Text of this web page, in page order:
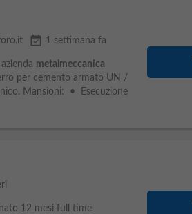
event_available 1 settimana fa
metalmeccanica
per cemento armato UN /
Mansioni: • Esecuzione
12 mesi full time